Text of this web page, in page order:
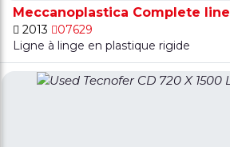
Meccanoplastica Complete line
2013
07629
Ligne à linge en plastique rigide